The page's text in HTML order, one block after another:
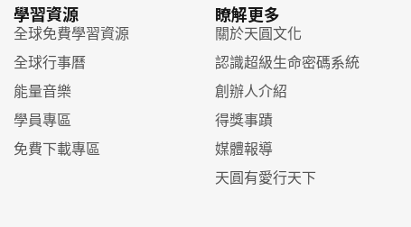
學習資源
全球免費學習資源
全球行事曆
能量音樂
學員專區
免費下載專區
瞭解更多
關於天圓文化
認識超級生命密碼系統
創辦人介紹
得獎事蹟
媒體報導
天圓有愛行天下